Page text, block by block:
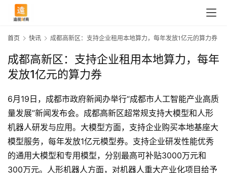
首页 快讯 成都高新区：支持企业租用本地算力，每年发放1亿元的算力券
成都高新区：支持企业租用本地算力，每年
发放1亿元的算力券
6月19日，成都市政府新闻办举行“成都市人工智能产业高质
量发展”新闻发布会。成都高新区超常规支持大模型和人形
机器人研发与应用。大模型方面，支持企业购买本地基座大
模型服务，每年发放1亿元模型券。支持企业研发性能优秀
的通用大模型和专用模型，分别最高可补贴3000万元和
300万元。人形机器人方面，对机器人重大产业化项目给予